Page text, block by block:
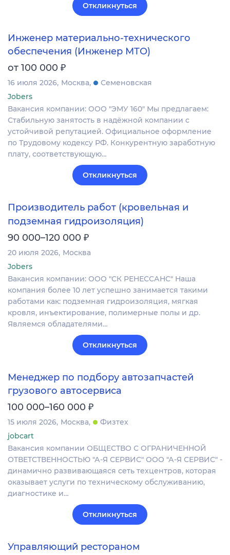
Откликнуться
Инженер материально-технического
обеспечения (Инженер МТО)
от 100 000 ₽
16 июля 2026 Москва
Семеновская
Jobers
Вакансия компании: ООО "ЭМУ 160" Мы предлагаем:
Стабильную занятость в надёжной компании с
устойчивой репутацией. Официальное оформление
по Трудовому кодексу РФ. Конкурентную заработную
плату, соответствующую…
Откликнуться
Производитель работ (кровельная и
подземная гидроизоляция)
90 000–120 000 ₽
20 июля 2026 Москва
Jobers
Вакансия компании: ООО "СК РЕНЕССАНС" Наша
компания более 10 лет успешно занимается такими
работами как: подземная гидроизоляция, мягкая
кровля, инъектирование, полимерные полы и др.
Являемся обладателями…
Откликнуться
Менеджер по подбору автозапчастей
грузового автосервиса
100 000–160 000 ₽
15 июля 2026 Москва
Физтех
jobcart
Вакансия компании ОБЩЕСТВО С ОГРАНИЧЕННОЙ
ОТВЕТСТВЕННОСТЬЮ "А-Я СЕРВИС" ООО "А‐Я СЕРВИС" -
динамично развивающаяся сеть техцентров, которая
оказывает услуги по техническому обслуживанию,
диагностике и…
Откликнуться
Управляющий рестораном